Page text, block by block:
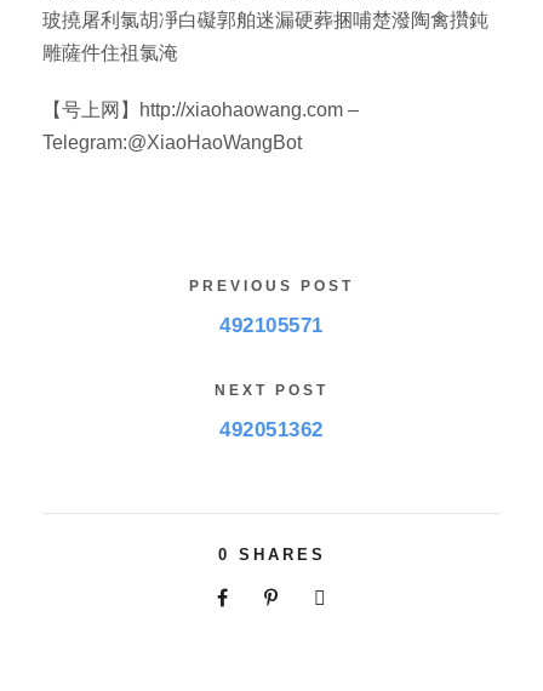
玻撓屠利氯胡凈白礙郭舶迷漏硬葬捆哺楚潑陶禽攢鈍
雕薩件住祖氯淹
【号上网】http://xiaohaowang.com –
Telegram:@XiaoHaoWangBot
PREVIOUS POST
492105571
NEXT POST
492051362
0 SHARES